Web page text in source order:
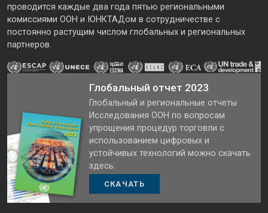
проводится каждые два года пятью региональными
комиссиями ООН и ЮНКТАДом в сотрудничестве с
постоянно растущим числом глобальных и региональных
партнеров.
Глобальный отчет 2023
Глобальный и региональные отчеты
Исследования ООН по вопросам
упрощения процедур торговли с
использованием цифровых и
устойчивых технологий можно скачать
здесь:
СКАЧАТЬ